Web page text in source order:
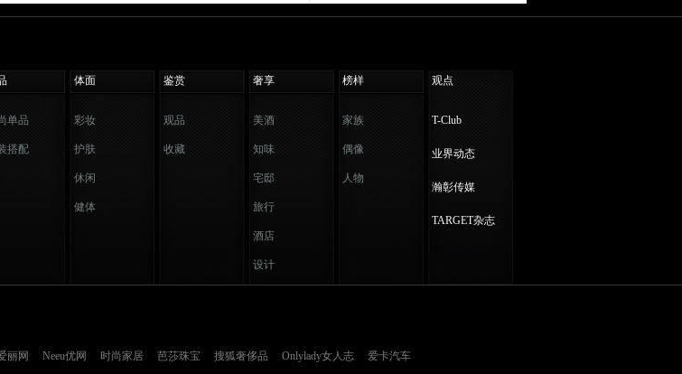
体面 鉴赏 奢享 榜样 观点
单品
搭配
彩妆
护肤
休闲
健体
观品
收藏
美酒
知味
宅邸
旅行
酒店
设计
家族
偶像
人物
T-Club
业界动态
瀚彰传媒
TARGET杂志
丽网 Neeu优网 时尚家居 芭莎珠宝 搜狐奢侈品 Onlylady女人志
爱卡汽车